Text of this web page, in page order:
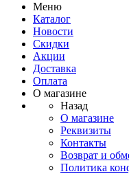
Меню
Каталог
Новости
Скидки
Акции
Доставка
Оплата
О магазине
Назад
О магазине
Реквизиты
Контакты
Возврат и
Политика